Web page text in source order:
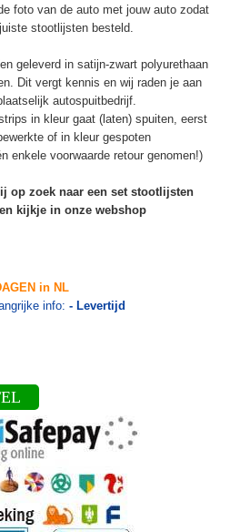
foto van de auto met jouw auto zodat
stootlijsten besteld.
geleverd in satijn-zwart polyurethaan
Dit vergt kennis en wij raden je aan
autospuitbedrijf.
in kleur gaat (laten) spuiten, eerst
of in kleur gespoten
enkele voorwaarde retour genomen!)
op zoek naar een set stootlijsten
kijkje in onze webshop
in NL
info: - Levertijd